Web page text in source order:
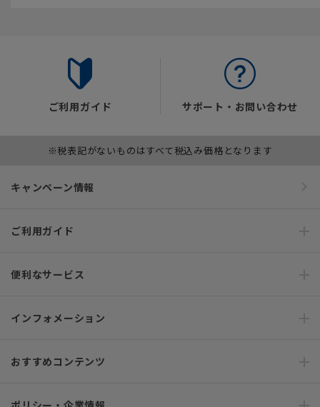
ご利用ガイド サポート・お問い合わせ
※税表記がないものはすべて税込み価格となります
キャンペーン情報
ご利用ガイド
便利なサービス
インフォメーション
おすすめコンテンツ